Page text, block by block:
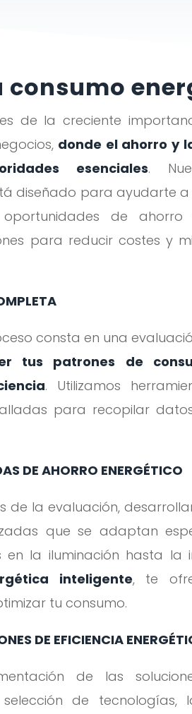
consumo
de la creciente
donde el ahorro y
esenciales.
diseñado para ayudarte
de
para reducir costes y
consta en una
tus patrones de
. Utilizamos
para recopilar
DE AHORRO ENERGÉTICO
de la evaluación,
que se adaptan
en la iluminación hasta la
inteligente, te
tu consumo.
DE EFICIENCIA
de las
de tecnologías,